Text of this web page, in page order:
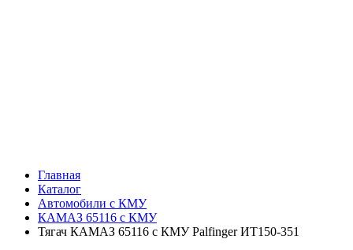
Главная
Каталог
Автомобили с КМУ
КАМАЗ 65116 с КМУ
Тягач КАМАЗ 65116 с КМУ Palfinger ИТ150-351